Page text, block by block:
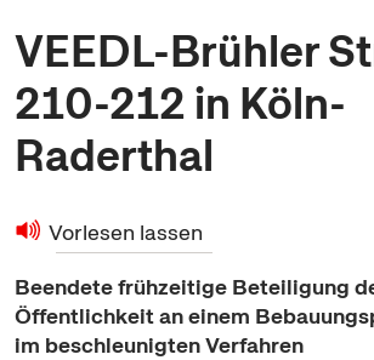
VEEDL-Brühler
210-212 in Köln-
Raderthal
Vorlesen lassen
Beendete frühzeitige Beteiligung
Öffentlichkeit an einem
im beschleunigten Verfahren